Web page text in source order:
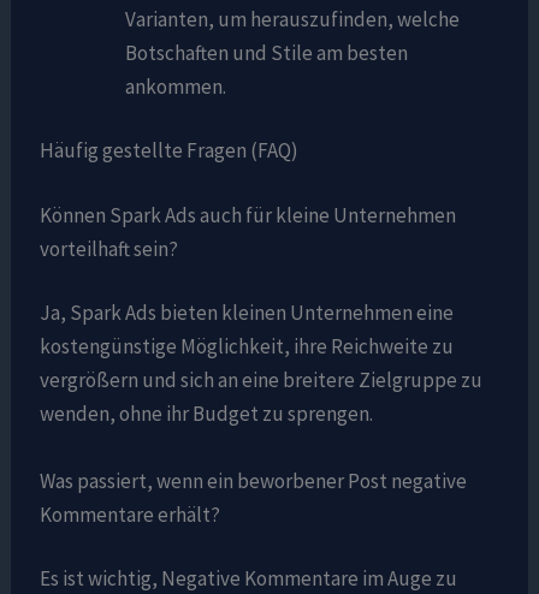
Varianten, um herauszufinden, welche
Botschaften und Stile am besten
ankommen.
Häufig gestellte Fragen (FAQ)
Können Spark Ads auch für kleine Unternehmen
vorteilhaft sein?
Ja, Spark Ads bieten kleinen Unternehmen eine
kostengünstige Möglichkeit, ihre Reichweite zu
vergrößern und sich an eine breitere Zielgruppe zu
wenden, ohne ihr Budget zu sprengen.
Was passiert, wenn ein beworbener Post negative
Kommentare erhält?
Es ist wichtig, Negative Kommentare im Auge zu